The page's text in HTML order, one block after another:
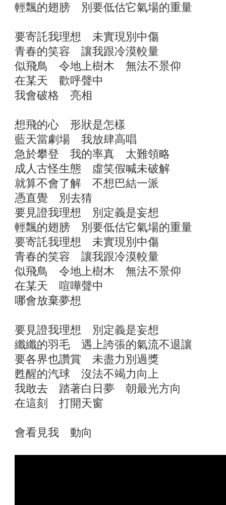
輕飄的翅膀 別要低估它氣場的重量
要寄託我理想 未實現別中傷
青春的笑容 讓我跟冷漠較量
似飛鳥 令地上樹木 無法不景仰
在某天 歡呼聲中
我會破格 亮相
想飛的心 形狀是怎樣
藍天當劇場 我放肆高唱
急於攀登 我的率真 太難領略
成人古怪生態 虛笑假喊未破解
就算不會了解 不想巴結一派
憑直覺 別去猜
要見證我理想 別定義是妄想
輕飄的翅膀 別要低估它氣場的重量
要寄託我理想 未實現別中傷
青春的笑容 讓我跟冷漠較量
似飛鳥 令地上樹木 無法不景仰
在某天 喧嘩聲中
哪會放棄夢想
要見證我理想 別定義是妄想
纖纖的羽毛 遇上誇張的氣流不退讓
要各界也讚賞 未盡力別過獎
甦醒的汽球 沒法不竭力向上
我敢去 踏著白日夢 朝最光方向
在這刻 打開天窗
會看見我 動向